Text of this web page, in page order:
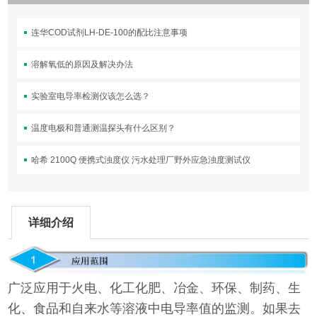
连华COD试剂LH-DE-100的配比注意事项
溶解氧低的原因及解决办法
实验室电导率检测仪该怎么选？
温度电极和普通测温探头有什么区别？
哈希 2100Q 便携式浊度仪 污水处理厂野外应急浊度测试仪
详细介绍
广泛应用于火电、化工化肥、冶金、环保、制药、生
化、食品和自来水等溶液中电导率值的监测。如果去